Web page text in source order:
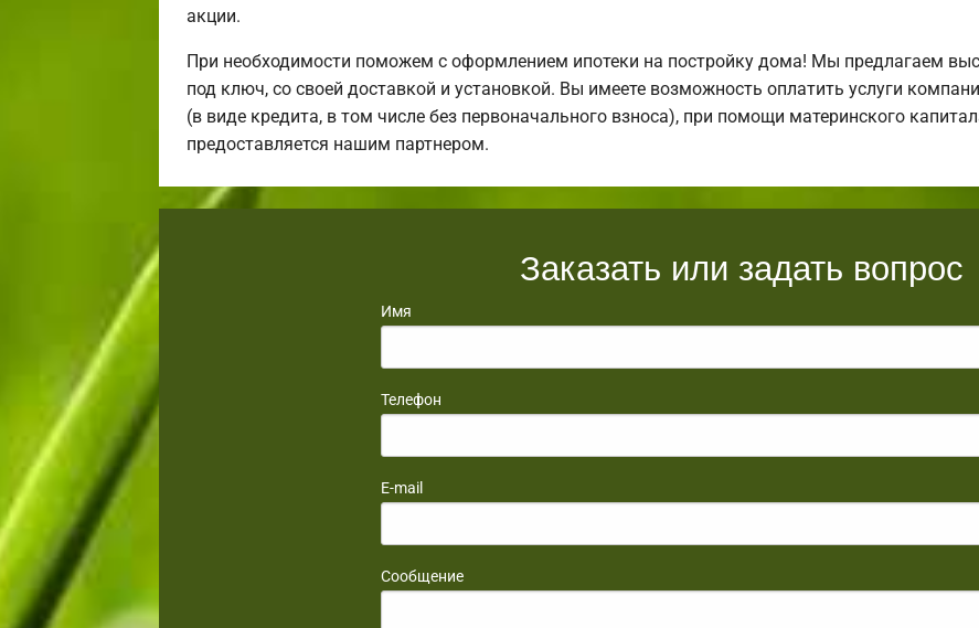
акции.
При необходимости поможем с оформлением ипотеки на постройку дома! Мы предлагаем
под ключ, со своей доставкой и установкой. Вы имеете возможность оплатить услуги
(в виде кредита, в том числе без первоначального взноса), при помощи материнского
предоставляется нашим партнером.
Заказать или задать вопрос
Имя
Телефон
E-mail
Сообщение